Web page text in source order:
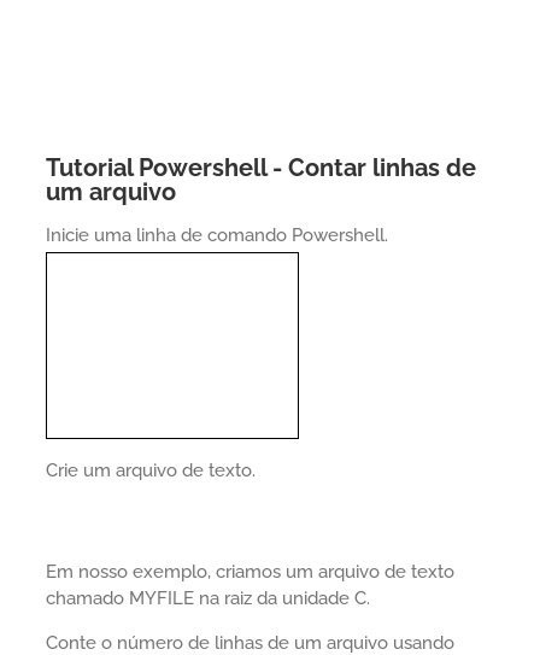
Tutorial Powershell - Contar linhas de
um arquivo
Inicie uma linha de comando Powershell.
Crie um arquivo de texto.
Em nosso exemplo, criamos um arquivo de texto
chamado MYFILE na raiz da unidade C.
Conte o número de linhas de um arquivo usando